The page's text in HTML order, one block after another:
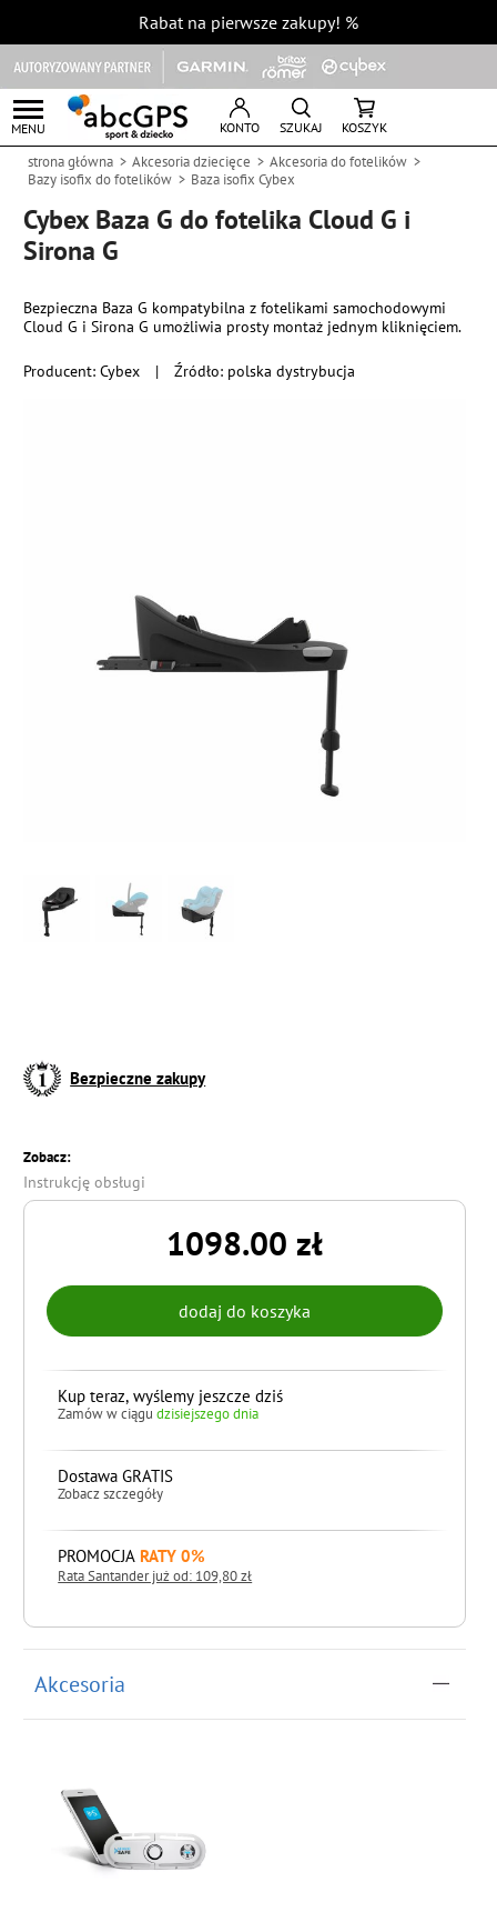
Rabat na pierwsze zakupy! %
MENU KONTO SZUKAJ KOSZYK
strona główna Akcesoria dziecięce
Akcesoria do fotelików
Bazy isofix do fotelików
Baza isofix Cybex
Cybex Baza G do fotelika Cloud G i
Sirona G
Producent:Cybex | Źródło: polska dystrybucja
Bezpieczna Baza G kompatybilna z fotelikami samochodowymi
Cloud G i Sirona G umożliwia prosty montaż jednym kliknięciem.
Bezpieczne zakupy
Zobacz:
Instrukcję obsługi
1098.00 zł
Kup teraz, wyślemy jeszcze dziś
Zamów w ciągudzisiejszego dnia
Dostawa GRATIS
Zobacz szczegóły
PROMOCJA RATY 0%
Rata Santander już od: 109,80 zł
Akcesoria